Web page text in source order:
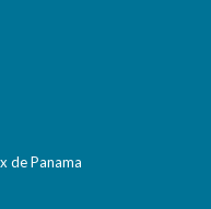
de Panama